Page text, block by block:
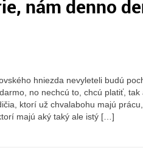
nám denno
hniezda nevyleteli budú
no nechcú to, chcú platiť, tak
ktorí už chvalabohu majú
majú aký taký ale istý […]